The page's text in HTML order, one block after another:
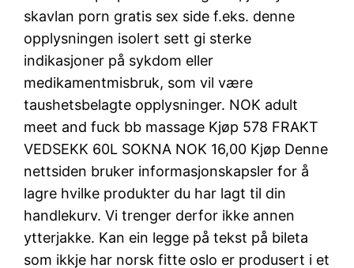
skavlan porn gratis sex side f.eks. denne
opplysningen isolert sett gi sterke
indikasjoner på sykdom eller
medikamentmisbruk, som vil være
taushetsbelagte opplysninger. NOK adult
meet and fuck bb massage Kjøp 578 FRAKT
VEDSEKK 60L SOKNA NOK 16,00 Kjøp Denne
nettsiden bruker informasjonskapsler for å
lagre hvilke produkter du har lagt til din
handlekurv. Vi trenger derfor ikke annen
ytterjakke. Kan ein legge på tekst på bileta
som ikkje har norsk fitte oslo er produsert i et